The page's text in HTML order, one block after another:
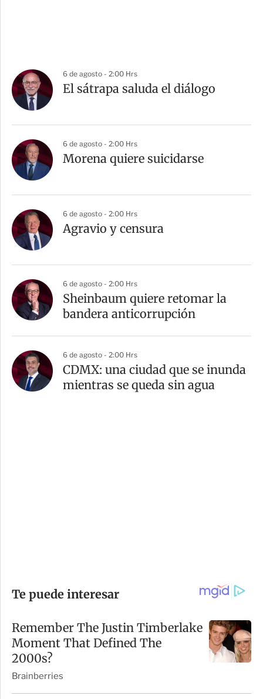
6 de agosto - 2:00 Hrs
El sátrapa saluda el diálogo
6 de agosto - 2:00 Hrs
Morena quiere suicidarse
6 de agosto - 2:00 Hrs
Agravio y censura
6 de agosto - 2:00 Hrs
Sheinbaum quiere retomar la
bandera anticorrupción
6 de agosto - 2:00 Hrs
CDMX: una ciudad que se inunda
mientras se queda sin agua